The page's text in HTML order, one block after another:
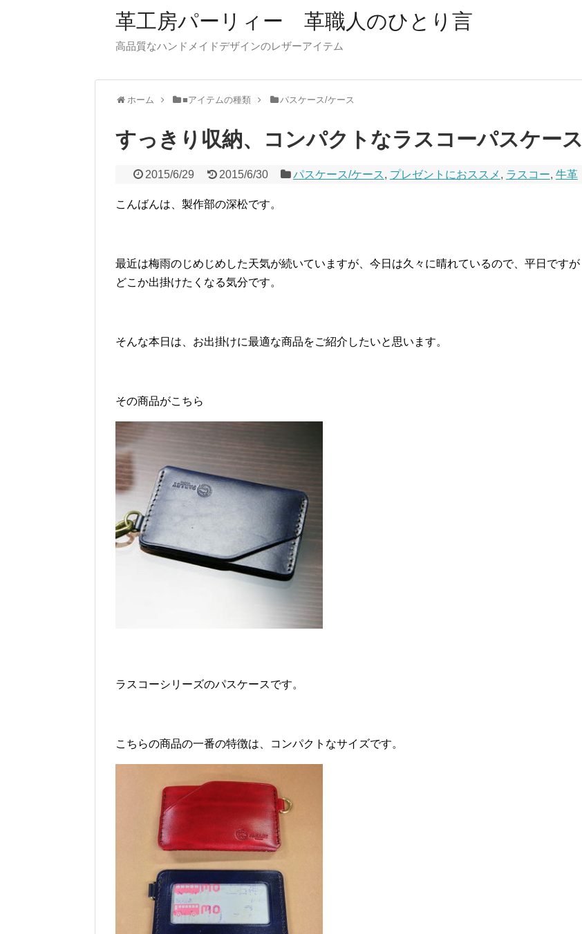
革工房パーリィー 革職人のひとり言
高品質なハンドメイドデザインのレザーアイテム
ホーム ■アイテムの種類 パスケース/ケース
すっきり収納、コンパクトなラスコーパスケース
2015/6/29 2015/6/30 パスケース/ケース, プレゼントにおススメ , ラスコー, 牛革
こんばんは、製作部の深松です。
最近は梅雨のじめじめした天気が続いていますが、今日は久々に晴れているので、平日ですが
どこか出掛けたくなる気分です。
そんな本日は、お出掛けに最適な商品をご紹介したいと思います。
その商品がこちら
ラスコーシリーズのパスケースです。
こちらの商品の一番の特徴は、コンパクトなサイズです。